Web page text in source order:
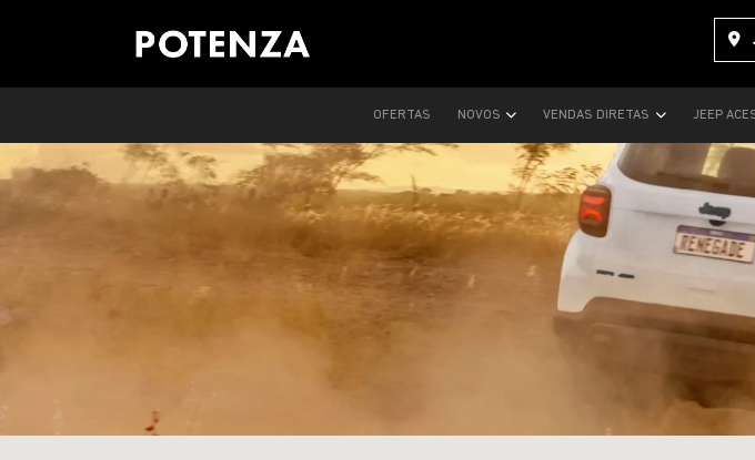
OFERTAS NOVOS VENDAS DIRETAS JEEP